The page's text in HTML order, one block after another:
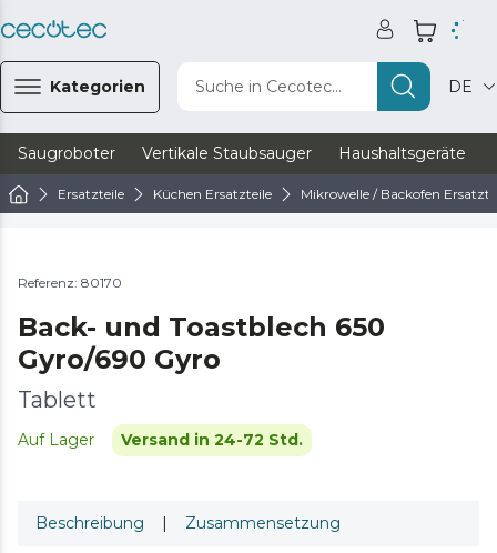
Kategorien Suche in Cecotec... DE
Saugroboter Vertikale Staubsauger Haushaltsgeräte
Ersatzteile Küchen Ersatzteile Mikrowelle / Backofen
Referenz: 80170
Back- und Toastblech 650
Gyro/690 Gyro
Tablett
Auf Lager Versand in 24-72 Std.
Beschreibung | Zusammensetzung